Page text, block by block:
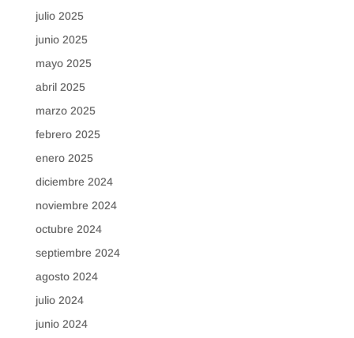
julio 2025
junio 2025
mayo 2025
abril 2025
marzo 2025
febrero 2025
enero 2025
diciembre 2024
noviembre 2024
octubre 2024
septiembre 2024
agosto 2024
julio 2024
junio 2024